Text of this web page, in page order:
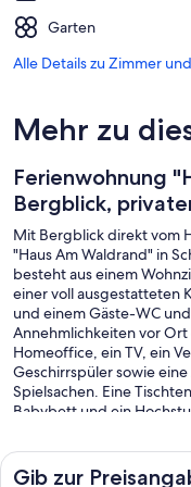
Garten
Alle Details zu Zimmer
Mehr zu
Ferienwohnung
Bergblick,
Mit Bergblick direkt vom
"Haus Am Waldrand" in
besteht aus einem
einer voll ausgestatteten
und einem Gäste-WC
Annehmlichkeiten vor
Homeoffice, ein TV, ein
Geschirrspüler sowie
Spielsachen. Eine
Babybett und ein
Gib zur